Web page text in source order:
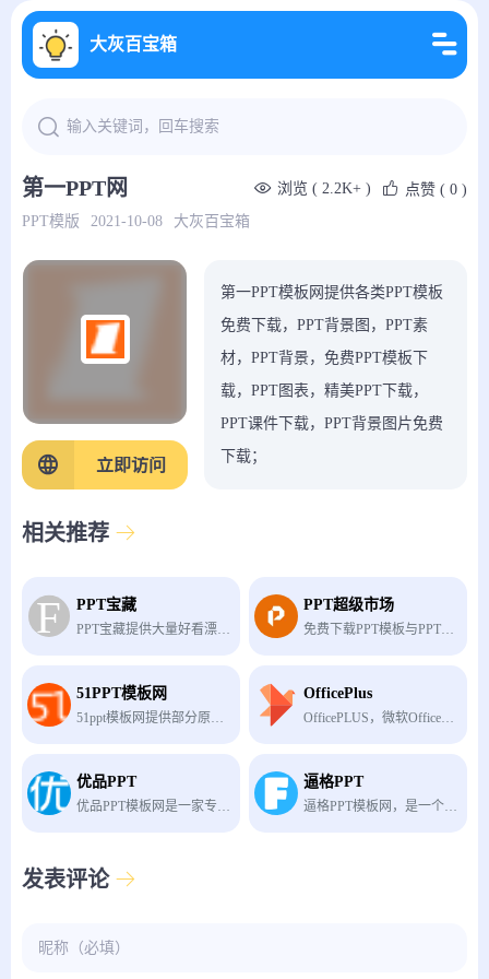
大灰百宝箱
第一PPT网 浏览 ( 2.2K+ ) 点赞 ( 0 )
PPT模版
2021-10-08 大灰百宝箱
立即访问
第一PPT模板网提供各类PPT模板
免费下载，PPT背景图，PPT素
材，PPT背景，免费PPT模板下
载，PPT图表，精美PPT下载，
PPT课件下载，PPT背景图片免费
下载；
相关推荐
PPT宝藏
PPT宝藏提供大量好看漂亮的PPT模板、PPT教程、Powerpoint模板、幻灯片模板、PPT图标、PPT素材、PPT学校教学课件下载。
PPT超级市场
免费下载PPT模板与PPT作品
51PPT模板网
51ppt模板网提供部分原创ppt模板及PPTer分享的优质ppt模板下载，动态ppt模板，宽屏ppt模板，PowerPoint模版背景，ppt模板素材、图表、特效等幻灯片模板设计教程下载。
OfficePlus
OfficePLUS，微软Office官方在线模板网站，为您提供各类精品PPT模板、PPT实用模块、Word求职简历、Excel图表、图片素材等资源，成为您职场和生活的加油站！
优品PPT 逼格PPT
发表评论